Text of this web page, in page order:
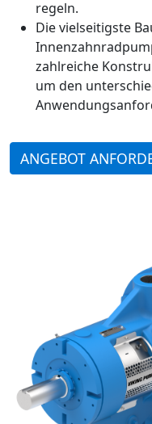
regeln.
Die vielseitigste
zahlreiche
um den
ANGEBOT